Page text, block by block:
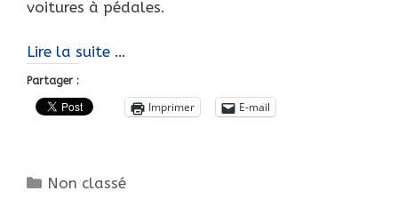
voitures à pédales.
Lire la suite …
et
barbe
Noël
Partager :
Imprimer E-mail
Catégories
Non classé